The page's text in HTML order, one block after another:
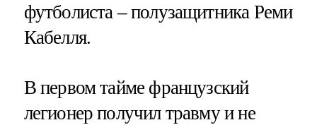
футболиста – полузащитника Реми
Кабелля.
В первом тайме французский
легионер получил травму и не